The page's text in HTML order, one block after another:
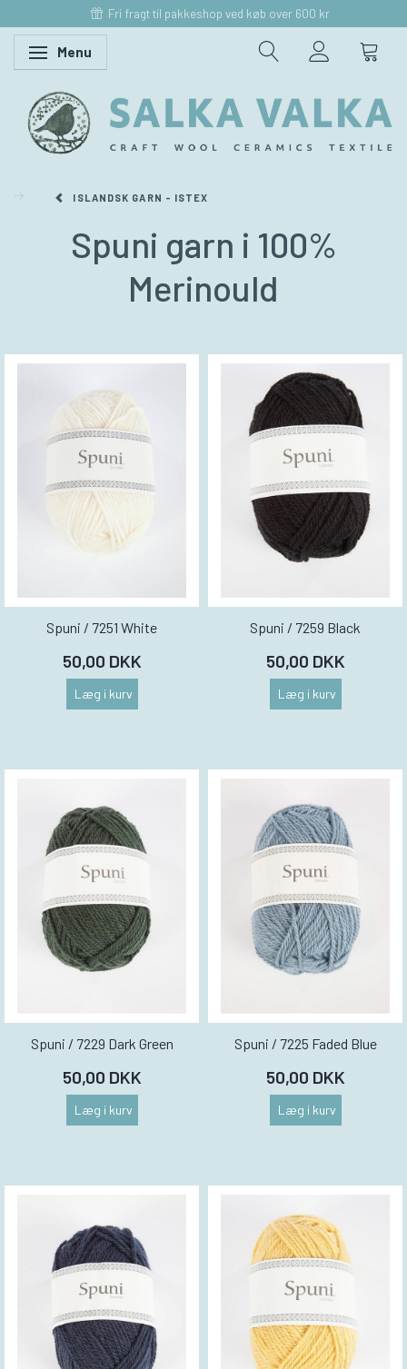
Fri fragt til pakkeshop ved køb over 600 kr
Skifte navigation
Menu
ISLANDSK GARN - ISTEX
Spuni garn i 100%
Merinould
Spuni / 7251 White
50,00 DKK
Læg i kurv
Spuni / 7259 Black
50,00 DKK
Læg i kurv
Spuni / 7229 Dark Green
50,00 DKK
Læg i kurv
Spuni / 7225 Faded Blue
50,00 DKK
Læg i kurv